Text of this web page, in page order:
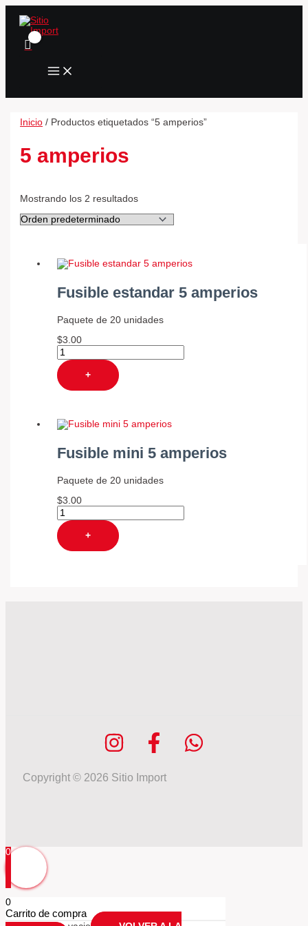
Ir
contenido
MAIN
Inicio / Productos etiquetados “5 amperios”
5 amperios
Mostrando los 2 resultados
Fusible estandar 5 amperios
Paquete de 20 unidades
$3.00
Fusible
5
amperios
+
Fusible mini 5 amperios
Paquete de 20 unidades
$3.00
Fusible
5
amperios
+
Copyright © 2026 Sitio Import
0
0
Carrito de compra